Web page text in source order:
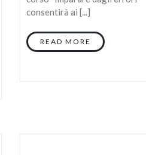
consentirà ai [...]
READ MORE